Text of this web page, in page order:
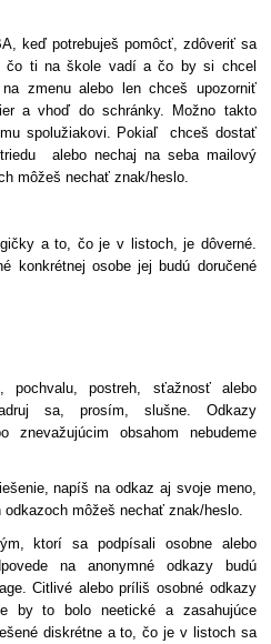
keď potrebuješ pomôcť, zdôveriť sa
ti na škole vadí a čo by si chcel
zmenu alebo len chceš upozorniť
a vhoď do schránky. Možno takto
spolužiakovi. Pokiaľ chceš dostať
alebo nechaj na seba mailový
môžeš nechať znak/heslo.
a to, čo je v listoch, je dôverné.
konkrétnej osobe jej budú doručené
postreh, sťažnosť alebo
sa, prosím, slušne. Odkazy
znevažujúcim obsahom nebudeme
napíš na odkaz aj svoje meno,
môžeš nechať znak/heslo.
ktorí sa podpísali osobne alebo
na anonymné odkazy budú
Citlivé alebo príliš osobné odkazy
by to bolo neetické a zasahujúce
diskrétne a to, čo je v listoch sa